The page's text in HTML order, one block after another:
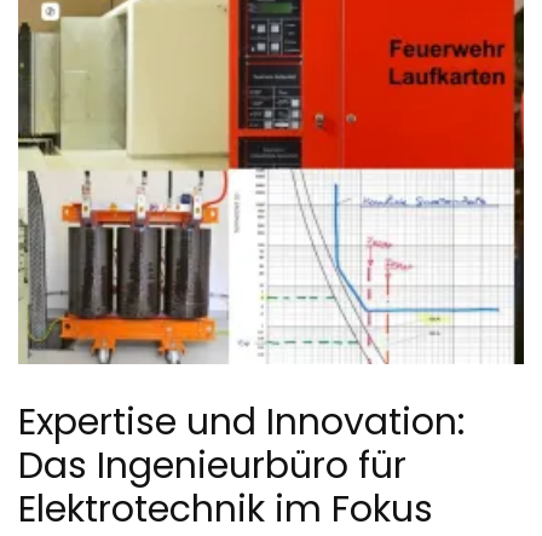
Expertise und Innovation:
Das Ingenieurbüro für
Elektrotechnik im Fokus